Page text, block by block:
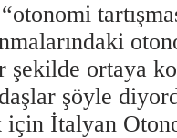
şekilde ortaya
şöyle
için İtalyan